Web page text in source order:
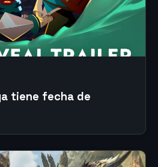
tiene fecha de